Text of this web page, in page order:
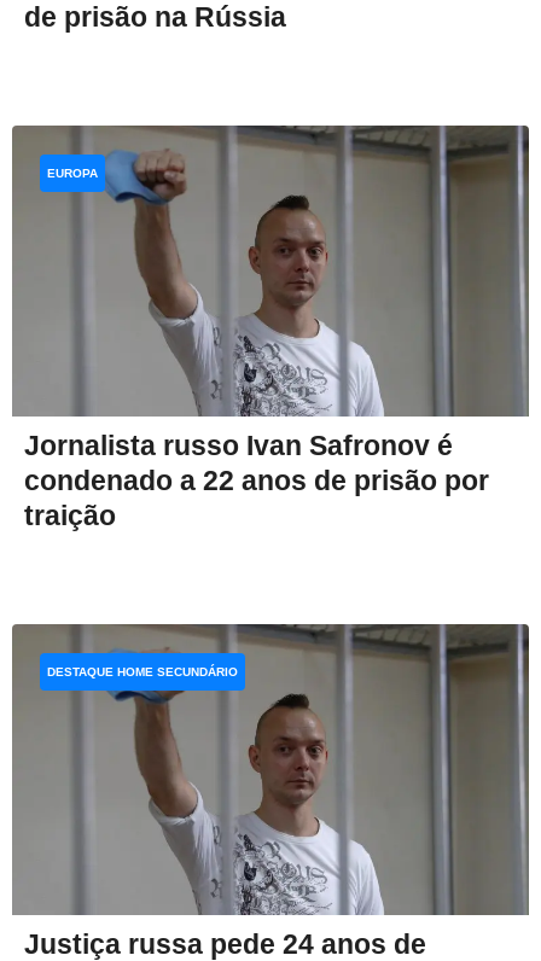
de prisão na Rússia
Jornalista russo Ivan Safronov é
condenado a 22 anos de prisão por
traição
EUROPA
Justiça russa pede 24 anos de
DESTAQUE HOME SECUNDÁRIO